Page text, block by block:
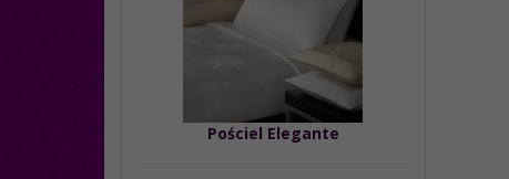
Pościel Elegante